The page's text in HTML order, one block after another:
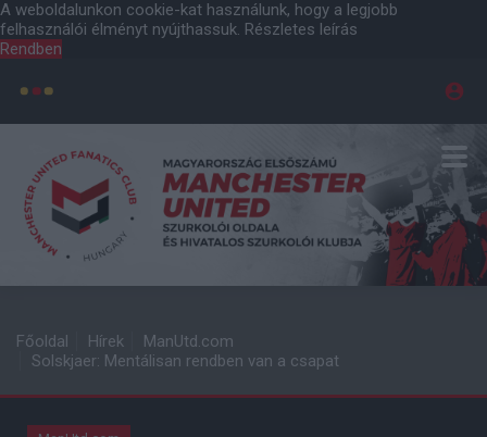
A weboldalunkon cookie-kat használunk, hogy a legjobb
felhasználói élményt nyújthassuk. Részletes leírás
Rendben
Főoldal Hírek
ManUtd.com
Solskjaer: Mentálisan rendben van a csapat